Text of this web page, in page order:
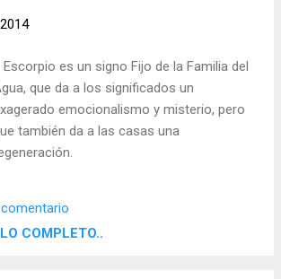
Escorpio es un signo Fijo de la Familia del
que da a los significados un
emocionalismo y misterio, pero
también da a las casas una
COMPLETO..